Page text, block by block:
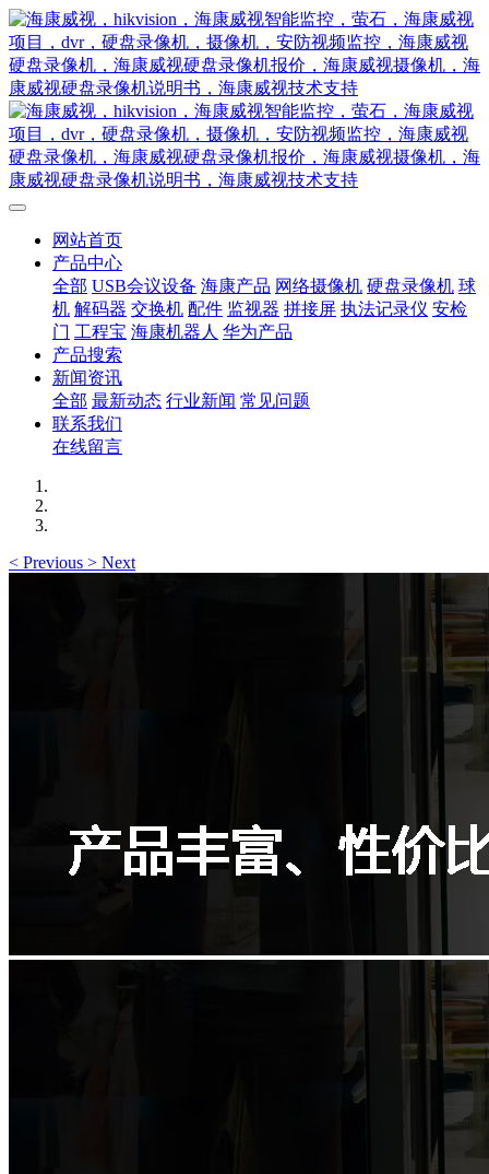
网站首页
产品中心
全部 USB会议设备 海康产品 网络摄像机 硬盘录像机 球
机 解码器 交换机 配件 监视器 拼接屏 执法记录仪 安检
门 工程宝 海康机器人 华为产品
产品搜索
新闻资讯
全部 最新动态 行业新闻 常见问题
联系我们
在线留言
< Previous > Next